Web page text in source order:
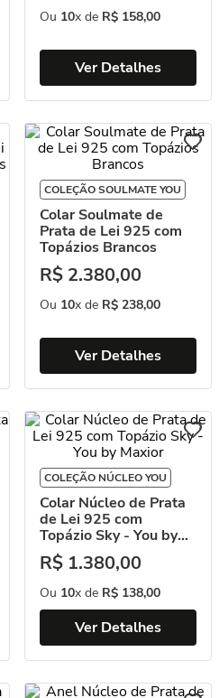
Ou 10x de R$ 158,00
Ver Detalhes
COLEÇÃO SOULMATE YOU
Colar Soulmate de
Prata de Lei 925 com
Topázios Brancos
R$ 2.380,00
Ou 10x de R$ 238,00
Ver Detalhes
COLEÇÃO NÚCLEO YOU
Colar Núcleo de Prata
de Lei 925 com
Topázio Sky - You by
Maxior
R$ 1.380,00
Ou 10x de R$ 138,00
Ver Detalhes